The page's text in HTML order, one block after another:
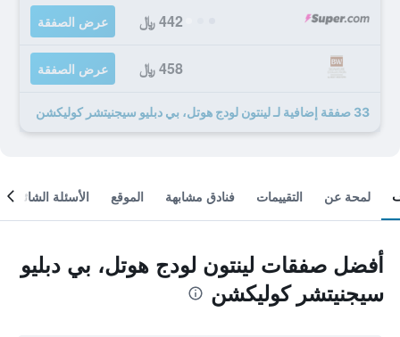
442 ﷼ عرض الصفقة
458 ﷼ عرض الصفقة
33 صفقة إضافية لـ لينتون لودج هوتل، بي دبليو سيجنيتشر كوليكشن
لمحة عن التقييمات فنادق مشابهة الموقع الأسئلة الشائعة
أفضل صفقات لينتون لودج هوتل، بي دبليو
سيجنيتشر كوليكشن